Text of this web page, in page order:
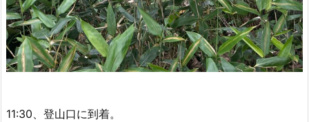
11:30、登山口に到着。